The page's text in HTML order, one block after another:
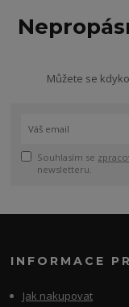
Můžete se
Souhlasím se
newsletteru.
INFORMACE
Jak nakupovat